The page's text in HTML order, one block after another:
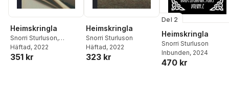
Heimskringla
Snorri Sturluson,
Samuel Lang
Björn Anderson
Häftad, 2022
351 kr
Heimskringla
Snorri Sturluson
Häftad, 2022
323 kr
Del 2
Heimskringla
Snorri Sturluson
Inbunden, 2024
470 kr